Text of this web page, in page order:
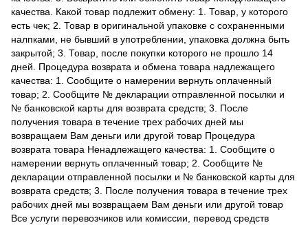
качества. Какой товар подлежит обмену: 1. Товар, у которого
есть чек; 2. Товар в оригинальной упаковке с сохраненными
налпками, не бывший в употреблении, упаковка должна быть
закрытой; 3. Товар, после покупки которого не прошло 14
дней. Процедура возврата и обмена товара надлежащего
качества: 1. Сообщите о намерении вернуть оплаченный
товар; 2. Сообщите № декларации отправленной посылки и
№ банковской карты для возврата средств; 3. После
получения товара в течение трех рабочих дней мы
возвращаем Вам деньги или другой товар Процедура
возврата товара Ненадлежащего качества: 1. Сообщите о
намерении вернуть оплаченный товар; 2. Сообщите №
декларации отправленной посылки и № банковской карты для
возврата средств; 3. После получения товара в течение трех
рабочих дней мы возвращаем Вам деньги или другой товар
Все услуги перевозчиков или комиссии, перевод средств